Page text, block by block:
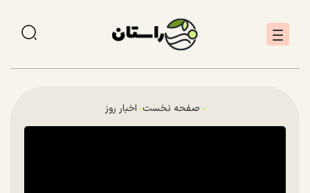
صفحه نخست اخبار روز